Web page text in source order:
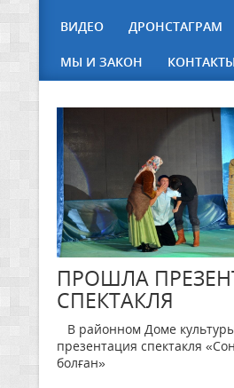
ВИДЕО ДРОНСТАГРАМ
МЫ И ЗАКОН КОНТАКТЫ
ПРОШЛА
СПЕКТАКЛЯ
В районном Доме
презентация спектакля
болған»